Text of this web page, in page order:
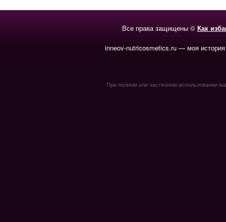
Все права защищены © Как
inneov-nutricosmetics.ru — моя
При полном или частичном использовании